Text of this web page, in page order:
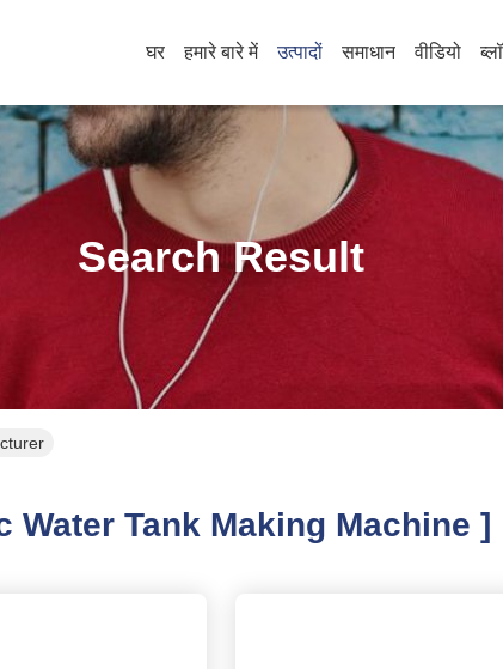
घर हमारे बारे में उत्पादों समाधान वीडियो
Search Result
Water Tank Making Machine ]